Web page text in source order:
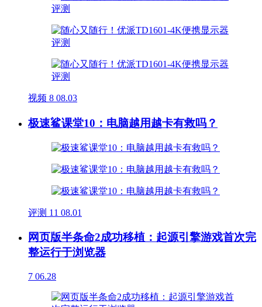
视频 8 08.03
极速鲨课堂10：电脑越用越卡有救吗？
评测 11 08.01
网页版半条命2成功移植：起源引擎游戏首次完
整运行于浏览器
7 06.28